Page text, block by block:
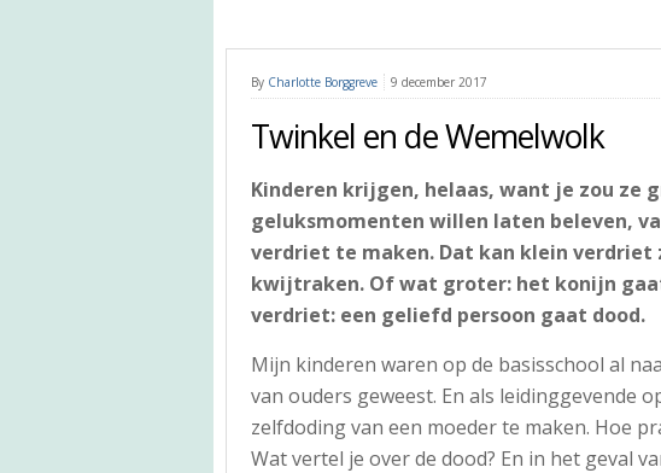
By Charlotte Borggreve 9 december 2017
Twinkel en de Wemelwolk
Kinderen krijgen, helaas, want je zou ze
geluksmomenten willen laten beleven,
verdriet te maken. Dat kan klein verdriet
kwijtraken. Of wat groter: het konijn
verdriet: een geliefd persoon gaat dood.
Mijn kinderen waren op de basisschool al
van ouders geweest. En als leidinggevende
zelfdoding van een moeder te maken. Hoe
Wat vertel je over de dood? En in het geval